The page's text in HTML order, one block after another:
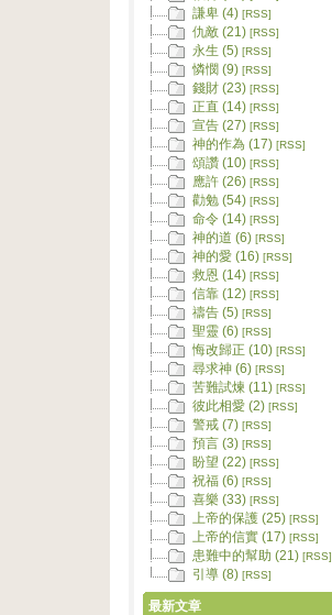
謙卑 (4) [RSS]
仇敵 (21) [RSS]
永生 (5) [RSS]
憐憫 (9) [RSS]
錢財 (23) [RSS]
正直 (14) [RSS]
宣告 (27) [RSS]
神的作為 (17) [RSS]
頌讚 (10) [RSS]
應許 (26) [RSS]
勸勉 (54) [RSS]
命令 (14) [RSS]
神的道 (6) [RSS]
神的愛 (16) [RSS]
救恩 (14) [RSS]
信靠 (12) [RSS]
禱告 (5) [RSS]
聖靈 (6) [RSS]
悔改歸正 (10) [RSS]
尋求神 (6) [RSS]
苦難試煉 (11) [RSS]
彼此相愛 (2) [RSS]
警戒 (7) [RSS]
預言 (3) [RSS]
盼望 (22) [RSS]
祝福 (6) [RSS]
喜樂 (33) [RSS]
上帝的保護 (25) [RSS]
上帝的信實 (17) [RSS]
患難中的幫助 (21) [RSS]
引導 (8) [RSS]
最新文章